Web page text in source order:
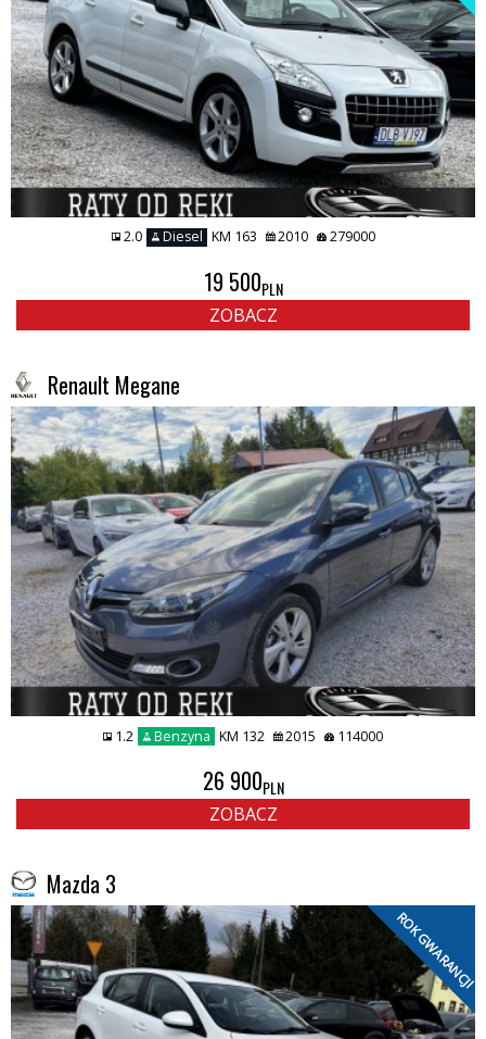
2.0 Diesel KM 163 2010 279000
19 500PLN
ZOBACZ
Renault Megane
1.2 Benzyna KM 132 2015 114000
26 900PLN
ZOBACZ
Mazda 3
ROK GWARANCJI